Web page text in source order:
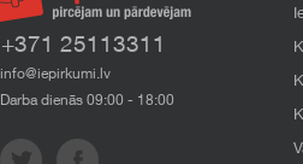
+371 25113311
info@iepirkumi.lv
Darba dienās 09:00 - 18:00